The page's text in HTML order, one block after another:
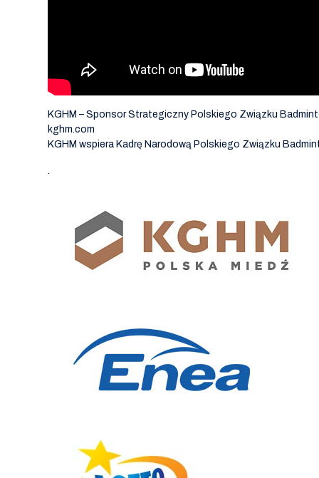
KGHM – Sponsor Strategiczny Polskiego Związku
kghm.com
KGHM wspiera Kadrę Narodową Polskiego Związku
.